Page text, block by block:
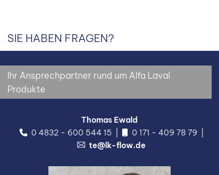
SIE HABEN FRAGEN?
Ihr Ansprechpartner rund um Alfa Laval
Produkte
Thomas Ewald
0 4832 - 600 544 15
0 171 - 409 78 79
te@lk-flow.de